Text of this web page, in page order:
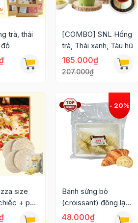
trà, thái
đỏ
[COMBO] SNL Hồng
trà, Thái xanh, Tàu hũ
185.000₫
207.000₫
size
+ phô
Bánh sừng bò
(croissant) đông lạnh
túi 6 chiếc
48.000₫